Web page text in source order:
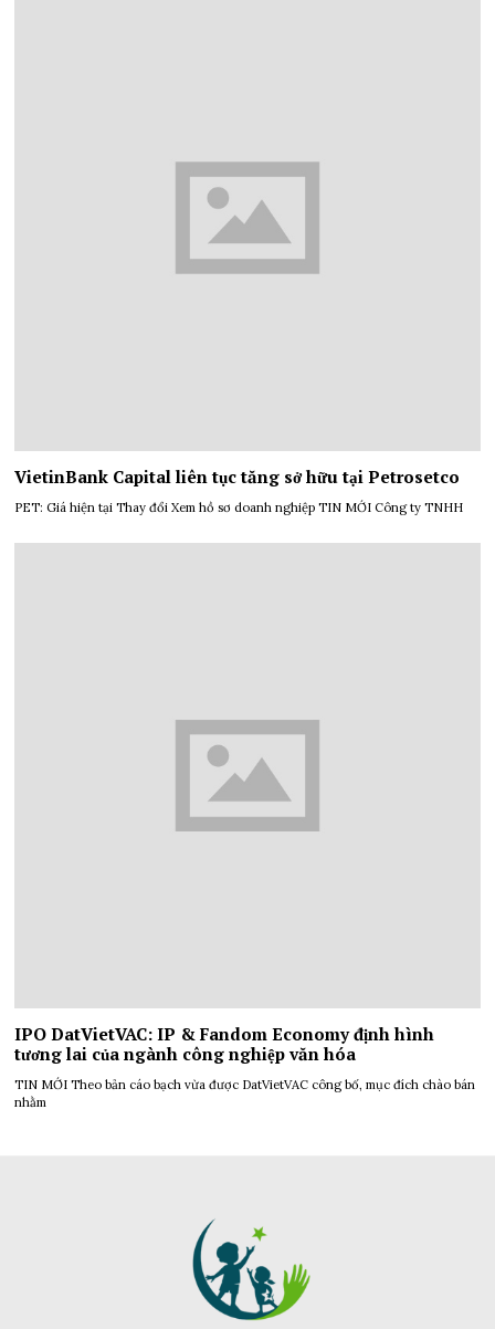
VietinBank Capital liên tục tăng sở hữu tại Petrosetco
PET: Giá hiện tại Thay đổi Xem hồ sơ doanh nghiệp TIN MỚI Công ty TNHH
IPO DatVietVAC: IP & Fandom Economy định hình
tương lai của ngành công nghiệp văn hóa
TIN MỚI Theo bản cáo bạch vừa được DatVietVAC công bố, mục đích chào bán
nhằm